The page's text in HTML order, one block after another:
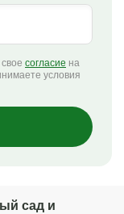
согласие на
условия
сад и